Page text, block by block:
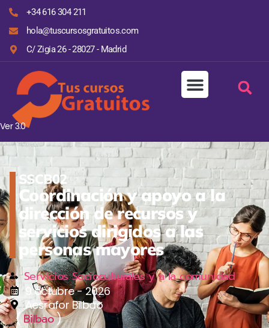
+34 616 304 211
hola@tuscursosgratuitos.com
C/ Zigia 26 - 28027 - Madrid
Ver 3.0
SSCB02
Coordinación y apoyo a la
dirección de recursos y
servicios dirigidos a las
personas mayores
Servicios Socioculturales y a la comunidad
9 octubre - 2026
Aesrafor Bilbao
(Bilbao)